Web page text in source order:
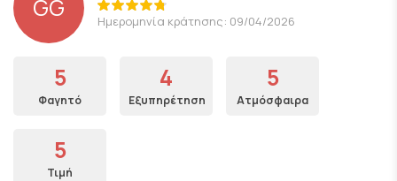
GG Ημερομηνία κράτησης: 09/04/2026
5
Φαγητό
4
Εξυπηρέτηση
5
Ατμόσφαιρα
5
Τιμή